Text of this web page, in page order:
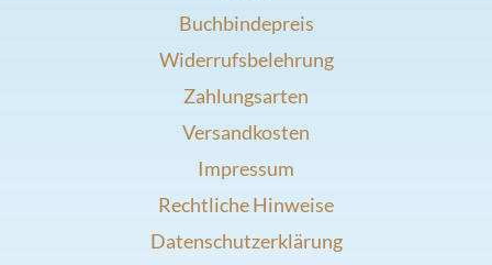
Buchbindepreis
Widerrufsbelehrung
Zahlungsarten
Versandkosten
Impressum
Rechtliche Hinweise
Datenschutzerklärung